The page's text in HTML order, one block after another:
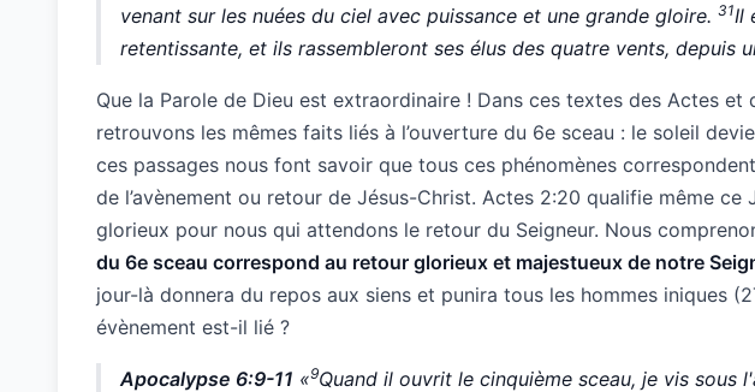
venant sur les nuées du ciel avec puissance et une grande gloire. 31Il
retentissante, et ils rassembleront ses élus des quatre vents, depuis
Que la Parole de Dieu est extraordinaire ! Dans ces textes des Actes
retrouvons les mêmes faits liés à l’ouverture du 6e sceau : le soleil
ces passages nous font savoir que tous ces phénomènes
de l’avènement ou retour de Jésus-Christ. Actes 2:20 qualifie même
glorieux pour nous qui attendons le retour du Seigneur. Nous
du 6e sceau correspond au retour glorieux et majestueux de notre
jour-là donnera du repos aux siens et punira tous les hommes iniques
évènement est-il lié ?
Apocalypse 6:9-11 «9Quand il ouvrit le cinquième sceau, je vis sous